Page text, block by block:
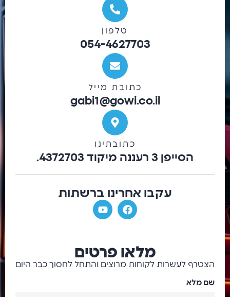
טלפון
054-4627703
כתובת מייל
gabi1@gowi.co.il
כתובתינו
הסייפן 3 רעננה מיקוד 4372703.
עקבו אחרינו ברשתות
מלאו פרטים
הצטרף לעשרות לקוחות מרוצים והתחל לחסוך כבר היום
שם מלא